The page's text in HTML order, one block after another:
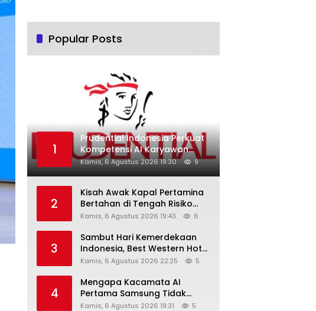
Popular Posts
1
Prudential Indonesia Perkuat
Kompetensi AI Karyawan
Lewat AI Week
Kamis, 6 Agustus 2026 19:30 9
2
Kisah Awak Kapal Pertamina
Bertahan di Tengah Risiko
Pelayaran Selat Hormuz
Kamis, 6 Agustus 2026 19:43 6
3
Sambut Hari Kemerdekaan
Indonesia, Best Western Hotel
Hadirkan The Freedom Stay
Kamis, 6 Agustus 2026 22:25 5
4
Mengapa Kacamata AI
Pertama Samsung Tidak
Dibekali Layar?
Kamis, 6 Agustus 2026 19:31 5